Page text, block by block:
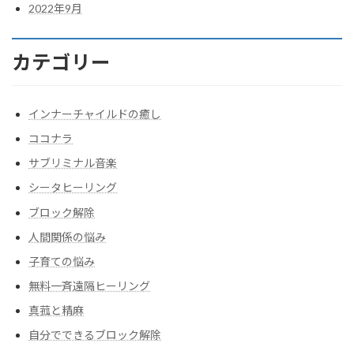
2022年9月
カテゴリー
インナーチャイルドの癒し
ココナラ
サブリミナル音楽
シータヒーリング
ブロック解除
人間関係の悩み
子育ての悩み
無料一斉遠隔ヒーリング
真菰と精麻
自分でできるブロック解除